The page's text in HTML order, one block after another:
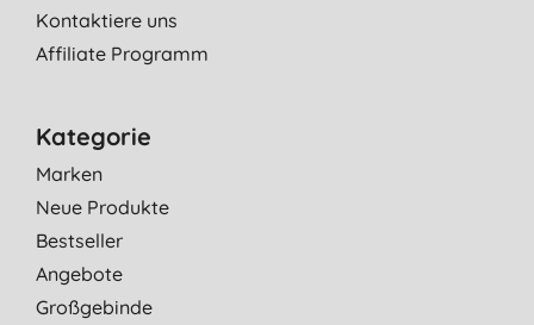
Kontaktiere uns
Affiliate Programm
Kategorie
Marken
Neue Produkte
Bestseller
Angebote
Großgebinde